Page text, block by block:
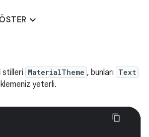
stilleri MaterialTheme , bunları Text
yeterli.